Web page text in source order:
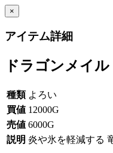
×
アイテム詳細
ドラゴンメイル
種類 よろい
買値 12000G
売値 6000G
説明 炎や氷を軽減する